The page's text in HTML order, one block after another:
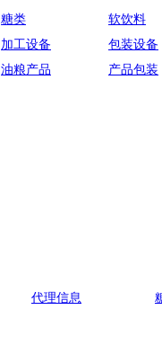
糖类
软饮料
加工设备
包装设备
油粮产品 产品包装
代理信息